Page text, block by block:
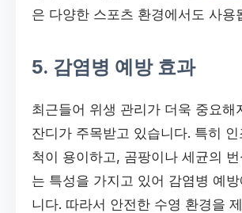
은 다양한 스포츠 환경에서도 사용
5. 감염병 예방 효과
최근들어 위생 관리가 더욱 중요해
잔디가 주목받고 있습니다. 특히
척이 용이하고, 곰팡이나 세균의
는 특성을 가지고 있어 감염병 예
니다. 따라서 안전한 수영 환경을